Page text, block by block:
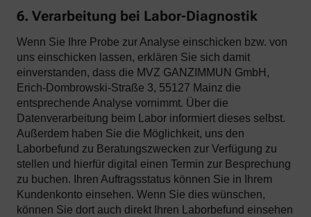
6. Verarbeitung bei Labor-Diagnostik
Wenn Sie Ihre Probe zur Analyse einschicken bzw. von
uns einschicken lassen, erklären Sie sich damit
einverstanden, dass die MVZ GANZIMMUN GmbH,
Erich-Dombrowski-Straße 3, 55127 Mainz die
entsprechende Analyse vornimmt. Über die
Datenverarbeitung beim Labor informiert dieses selbst.
Außerdem haben Sie die Möglichkeit, uns den
Laborbefund zu Beratungszwecken zur Verfügung zu
stellen und hierfür digital einen Termin zur Besprechung
zu buchen. Ihren Auftragsstatus können Sie in Ihrem
Kundenkonto einsehen. Wenn Sie dies wünschen,
können Sie dort auch direkt Ihren Laborbefund einsehen